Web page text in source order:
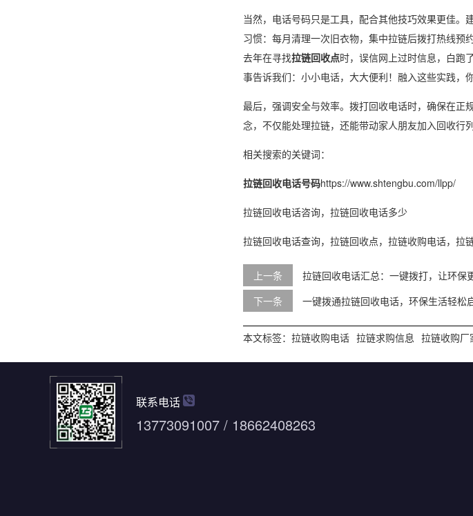
当然，电话号码只是工具，配合其他技巧效果更佳。
习惯：每月清理一次旧衣物，集中拉链后拨打热线预
去年在寻找拉链回收点时，误信网上过时信息，白跑
事告诉我们：小小电话，大大便利！融入这些实践，
最后，强调安全与效率。拨打回收电话时，确保在正
念，不仅能处理拉链，还能带动家人朋友加入回收
相关搜索的关键词：
拉链回收电话号码https://www.shtengbu.com/llpp/
拉链回收电话咨询，拉链回收电话多少
拉链回收电话查询，拉链回收点，拉链收购电话，拉
上一条
拉链回收电话汇总：一键拨打，让环保
下一条
一键拨通拉链回收电话，环保生活轻松
本文标签： 拉链收购电话 拉链求购信息 拉链收购厂
联系电话
13773091007 / 18662408263